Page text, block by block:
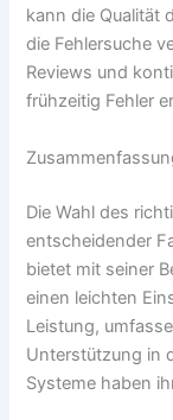
kann die Qualität
die Fehlersuche
Reviews und
frühzeitig Fehler
Die Wahl des
entscheidender
bietet mit seiner
einen leichten
Leistung,
Unterstützung in
Systeme haben